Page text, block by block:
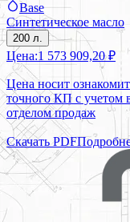
Base
Синтетическое масло
200 л.
Цена:1 573 909,20 ₽
Цена носит
точного КП с учетом
отделом продаж
Скачать PDF